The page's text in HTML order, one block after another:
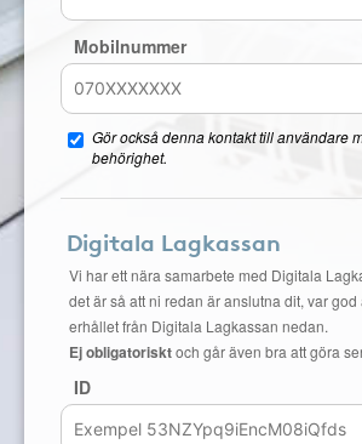
Mobilnummer
Gör också denna kontakt till användare
behörighet.
Digitala Lagkassan
Vi har ett nära samarbete med Digitala
det är så att ni redan är anslutna dit, var god
erhållet från Digitala Lagkassan nedan.
Ej obligatorisktoch går även bra att göra
ID